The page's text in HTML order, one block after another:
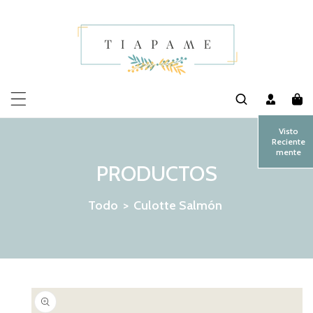
PRODUCTOS
Todo > Culotte Salmón
INFORMACIÓN DEL PRODUCTO
Visto
Reciente
mente